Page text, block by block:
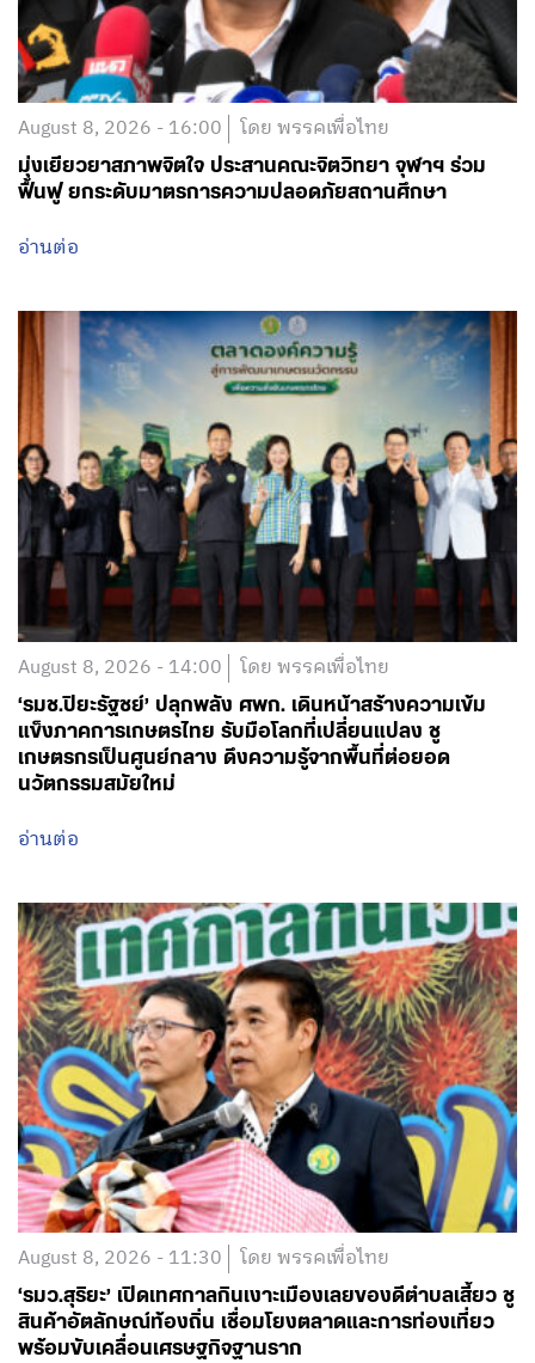
August 8, 2026 - 16:00 โดย พรรคเพื่อไทย
มุ่งเยียวยาสภาพจิตใจ ประสานคณะจิตวิทยา จุฬาฯ ร่วม
ฟื้นฟู ยกระดับมาตรการความปลอดภัยสถานศึกษา
อ่านต่อ
August 8, 2026 - 14:00 โดย พรรคเพื่อไทย
‘รมช.ปิยะรัฐชย์’ ปลุกพลัง ศพก. เดินหน้าสร้างความเข้ม
แข็งภาคการเกษตรไทย รับมือโลกที่เปลี่ยนแปลง ชู
เกษตรกรเป็นศูนย์กลาง ดึงความรู้จากพื้นที่ต่อยอด
นวัตกรรมสมัยใหม่
อ่านต่อ
August 8, 2026 - 11:30 โดย พรรคเพื่อไทย
‘รมว.สุริยะ’ เปิดเทศกาลกินเงาะเมืองเลยของดีตำบลเสี้ยว ชู
สินค้าอัตลักษณ์ท้องถิ่น เชื่อมโยงตลาดและการท่องเที่ยว
พร้อมขับเคลื่อนเศรษฐกิจฐานราก